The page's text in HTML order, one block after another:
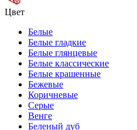
Цвет
Белые
Белые гладкие
Белые глянцевые
Белые классические
Белые крашенные
Бежевые
Коричневые
Серые
Венге
Беленый дуб